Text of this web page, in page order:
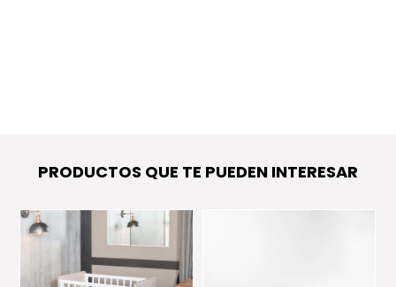
PRODUCTOS QUE TE PUEDEN INTERESAR